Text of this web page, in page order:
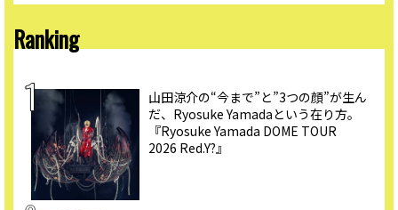
Ranking
山田涼介の“今まで”と”3つの顔”が生ん
だ、Ryosuke Yamadaという在り方。
『Ryosuke Yamada DOME TOUR
2026 Red.Y?』